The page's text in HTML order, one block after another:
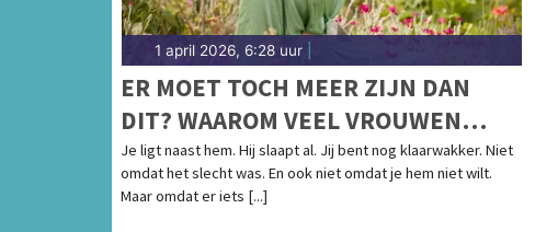
1 april 2026, 6:28 uur
ER MOET TOCH MEER ZIJN DAN
DIT? WAAROM VEEL VROUWEN
TIJDENS SEKS AFHAKEN
Je ligt naast hem. Hij slaapt al. Jij bent nog klaarwakker. Niet
omdat het slecht was. En ook niet omdat je hem niet wilt.
Maar omdat er iets [...]